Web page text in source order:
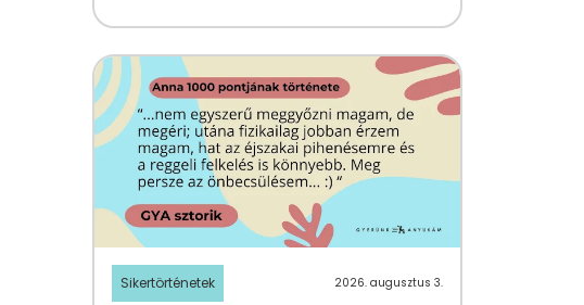
Sikertörténetek 2026. augusztus 3.